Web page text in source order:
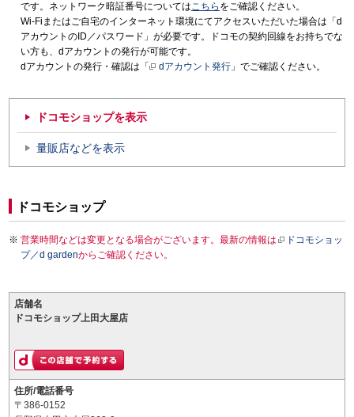
です。ネットワーク暗証番号についてはこちら をご確認ください。
Wi-Fiまたはご自宅のインターネット環境にてアクセスいただいた場合は「d
アカウントのID／パスワード」が必要です。ドコモの契約回線をお持ちでな
い方も、dアカウントの発行が可能です。
dアカウントの発行・確認は「
dアカウント発行 」でご確認ください。
ドコモショップを表示
量販店などを表示
ドコモショップ
営業時間などは変更となる場合がございます。最新の情報は
ドコモショッ
プ／d gardenからご確認ください。
店舗名
ドコモショップ上田大屋店
住所/電話番号
〒386-0152